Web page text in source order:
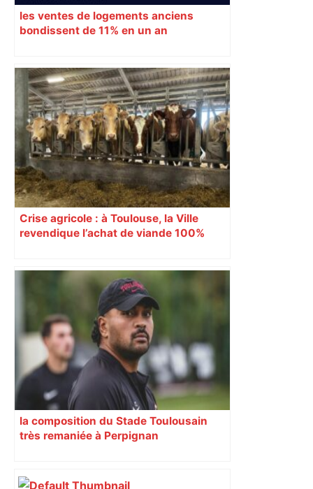
les ventes de logements anciens
bondissent de 11% en un an
Crise agricole : à Toulouse, la Ville
revendique l’achat de viande 100%
la composition du Stade Toulousain
très remaniée à Perpignan